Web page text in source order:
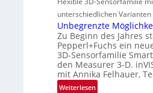
-
B
-
R
u
n
d
e
n
e
w
s
‘
unterschiedlichen Varianten
Unbegrenzte
Zu Beginn des Jahres
Pepperl+Fuchs ein
3D-Sensorfamilie
den Measurer 3-D.
mit Annika Felhauer,
Weiterlesen: